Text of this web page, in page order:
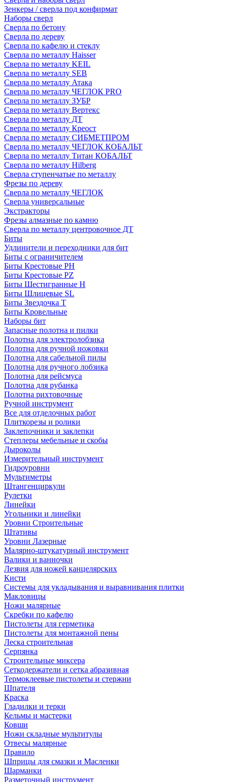
Зенкеры / сверла под конфирмат
Наборы сверл
Сверла по бетону
Сверла по дереву
Сверла по кафелю и стеклу
Сверла по металлу Haisser
Сверла по металлу KEIL
Сверла по металлу SEB
Сверла по металлу Атака
Сверла по металлу ЧЕГЛОК PRO
Сверла по металлу ЗУБР
Сверла по металлу Вертекс
Сверла по металлу ДТ
Сверла по металлу Креост
Сверла по металлу СИБМЕТПРОМ
Сверла по металлу ЧЕГЛОК КОБАЛЬТ
Сверла по металлу Титан КОБАЛЬТ
Сверла по металлу Hilberg
Сверла ступенчатые по металлу
Фрезы по дереву
Сверла по металлу ЧЕГЛОК
Сверла универсальные
Экстракторы
Фрезы алмазные по камню
Сверла по металлу центровочное ДТ
Биты
Удлинители и переходники для бит
Биты с ограничителем
Биты Крестовые PH
Биты Крестовые PZ
Биты Шестигранные H
Биты Шлицевые SL
Биты Звездочка T
Биты Кровельные
Наборы бит
Запасные полотна и пилки
Полотна для электролобзика
Полотна для ручной ножовки
Полотна для сабельной пилы
Полотна для ручного лобзика
Полотна для рейсмуса
Полотна для рубанка
Полотна рихтовочные
Ручной инструмент
Все для отделочных работ
Плиткорезы и ролики
Заклепочники и заклепки
Степлеры мебельные и скобы
Дыроколы
Измерительный инструмент
Гидроуровни
Мультиметры
Штангенциркули
Рулетки
Линейки
Угольники и линейки
Уровни Строительные
Штативы
Уровни Лазерные
Малярно-штукатурный инструмент
Валики и ванночки
Лезвия для ножей канцелярских
Кисти
Системы для укладывания и выравнивания плитки
Макловицы
Ножи малярные
Скребки по кафелю
Пистолеты для герметика
Пистолеты для монтажной пены
Леска строительная
Серпянка
Строительные миксера
Сеткодержатели и сетка абразивная
Термоклеевые пистолеты и стержни
Шпателя
Краска
Гладилки и терки
Кельмы и мастерки
Ковши
Ножи складные мультитулы
Отвесы малярные
Правило
Шприцы для смазки и Масленки
Шарманки
Разметочный инструмент